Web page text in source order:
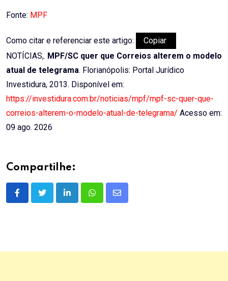
Fonte: MPF
Como citar e referenciar este artigo:
Copiar
NOTÍCIAS,. MPF/SC quer que Correios alterem o modelo
atual de telegrama. Florianópolis: Portal Jurídico
Investidura, 2013. Disponível em:
https://investidura.com.br/noticias/mpf/mpf-sc-quer-que-
correios-alterem-o-modelo-atual-de-telegrama/ Acesso em:
09 ago. 2026
Compartilhe:
LinkedInWhatsappShare